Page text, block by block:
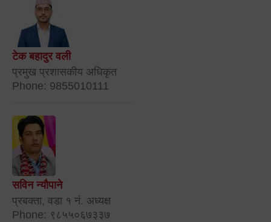
टेक बहादुर वली
प्रमुख प्रशासकीय अधिकृत
Phone: 9855010111
सविन न्यौपाने
प्रबक्ता, वडा १ नं. अध्यक्ष
Phone: ९८५५०६७३३७